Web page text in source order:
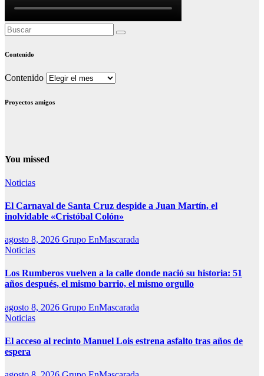
Contenido
Contenido
Proyectos amigos
You missed
Noticias
El Carnaval de Santa Cruz despide a Juan Martín, el
inolvidable «Cristóbal Colón»
agosto 8, 2026 Grupo EnMascarada
Noticias
Los Rumberos vuelven a la calle donde nació su historia: 51
años después, el mismo barrio, el mismo orgullo
agosto 8, 2026 Grupo EnMascarada
Noticias
El acceso al recinto Manuel Lois estrena asfalto tras años de
espera